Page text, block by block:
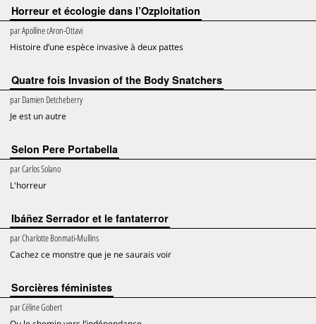
Horreur et écologie dans l’Ozploitation
parApolline cAron-Ottavi
Histoire d’une espèce invasive à deux pattes
Quatre fois Invasion of the Body Snatchers
parDamien Detcheberry
Je est un autre
Selon Pere Portabella
parCarlos Solano
L'horreur
Ibáñez Serrador et le fantaterror
parCharlotte Bonmati-Mullins
Cachez ce monstre que je ne saurais voir
Sorcières féministes
parCéline Gobert